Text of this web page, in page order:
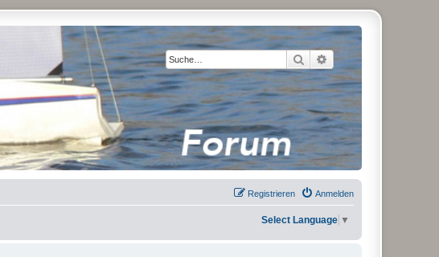
Suche Erweiterte Suche
Anmelden
Registrieren
Select Language ▼